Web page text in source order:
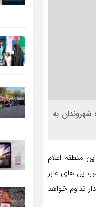
شهروندان به
منطقه اعلام
پل های عابر
تداوم خواهد